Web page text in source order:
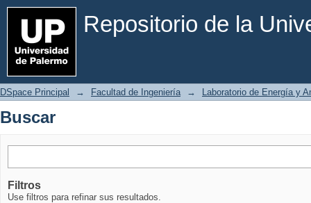
Repositorio de la
Buscar
DSpace Principal → Facultad de Ingeniería → Laboratorio de Energía y
Buscar
Filtros
Use filtros para refinar sus resultados.